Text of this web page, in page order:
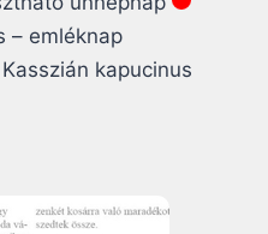
– emléknap
kapucinus